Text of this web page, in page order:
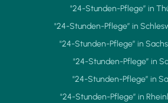
"24-Stunden-Pflege” in
"24-Stunden-Pflege” in
"24-Stunden-Pflege” in
"24-Stunden-Pflege” in
"24-Stunden-Pflege” in
"24-Stunden-Pflege” in